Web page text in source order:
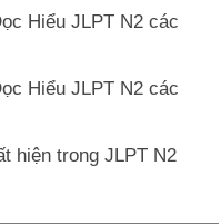
Hiểu JLPT N2 các
Hiểu JLPT N2 các
hiện trong JLPT N2